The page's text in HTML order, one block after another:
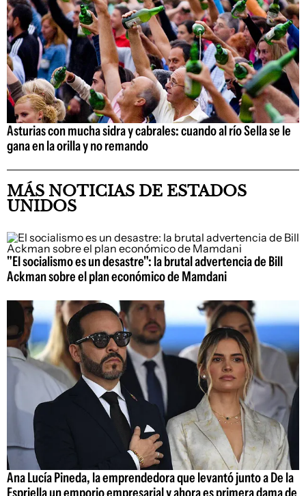
Asturias con mucha sidra y cabrales: cuando al río Sella se le
gana en la orilla y no remando
MÁS NOTICIAS DE ESTADOS
UNIDOS
"El socialismo es un desastre": la brutal advertencia de Bill
Ackman sobre el plan económico de Mamdani
Ana Lucía Pineda, la emprendedora que levantó junto a De la